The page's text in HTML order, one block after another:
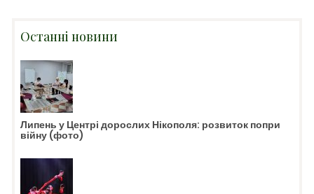
Останні новини
Липень у Центрі дорослих Нікополя: розвиток попри
війну (фото)